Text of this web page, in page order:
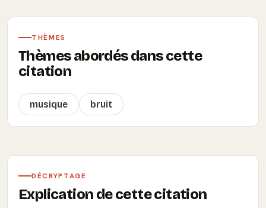
THÈMES
Thèmes abordés dans cette
citation
musique bruit
DÉCRYPTAGE
Explication de cette citation